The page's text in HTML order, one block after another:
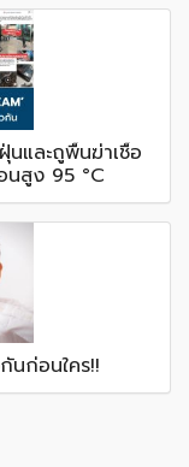
นและถูพื้นฆ่าเชื้อ
นสูง 95 °C
นก่อนใคร!!